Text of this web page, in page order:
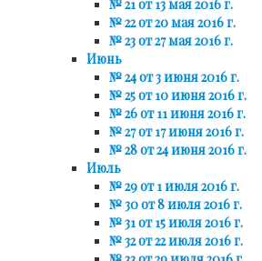
№ 21 от 13 мая 2016 г.
№ 22 от 20 мая 2016 г.
№ 23 от 27 мая 2016 г.
Июнь
№ 24 от 3 июня 2016 г.
№ 25 от 10 июня 2016 г.
№ 26 от 11 июня 2016 г.
№ 27 от 17 июня 2016 г.
№ 28 от 24 июня 2016 г.
Июль
№ 29 от 1 июля 2016 г.
№ 30 от 8 июля 2016 г.
№ 31 от 15 июля 2016 г.
№ 32 от 22 июля 2016 г.